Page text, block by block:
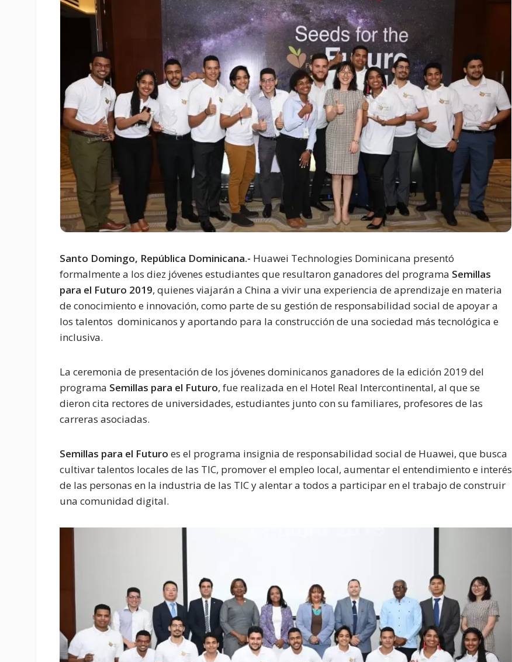
Santo Domingo, República Dominicana.- Huawei Technologies Dominicana presentó
formalmente a los diez jóvenes estudiantes que resultaron ganadores del programa Semillas
para el Futuro 2019, quienes viajarán a China a vivir una experiencia de aprendizaje en materia
de conocimiento e innovación, como parte de su gestión de responsabilidad social de apoyar a
los talentos dominicanos y aportando para la construcción de una sociedad más tecnológica e
inclusiva.
La ceremonia de presentación de los jóvenes dominicanos ganadores de la edición 2019 del
programa Semillas para el Futuro, fue realizada en el Hotel Real Intercontinental, al que se
dieron cita rectores de universidades, estudiantes junto con su familiares, profesores de las
carreras asociadas.
Semillas para el Futuro es el programa insignia de responsabilidad social de Huawei, que busca
cultivar talentos locales de las TIC, promover el empleo local, aumentar el entendimiento e interés
de las personas en la industria de las TIC y alentar a todos a participar en el trabajo de construir
una comunidad digital.